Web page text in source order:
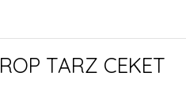
TARZ CEKET